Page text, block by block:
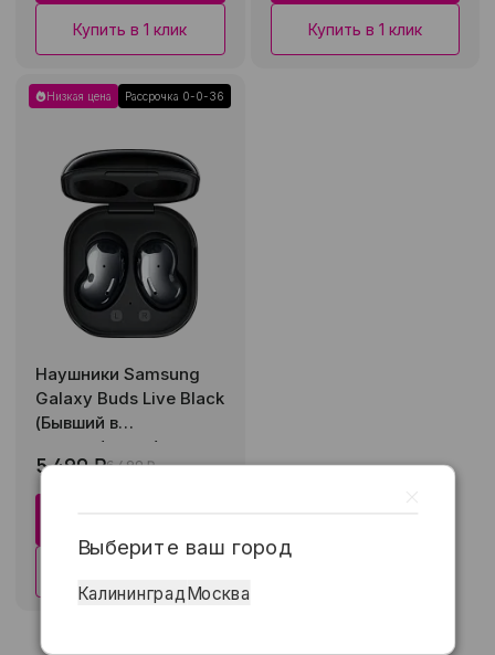
Купить в 1 клик Купить в 1 клик
Низкая цена Рассрочка 0-0-36
Наушники Samsung
Galaxy Buds Live Black
(Бывший в
употреблении)
5 490 ₽6 490 ₽
Выберите ваш город
Калининград Москва